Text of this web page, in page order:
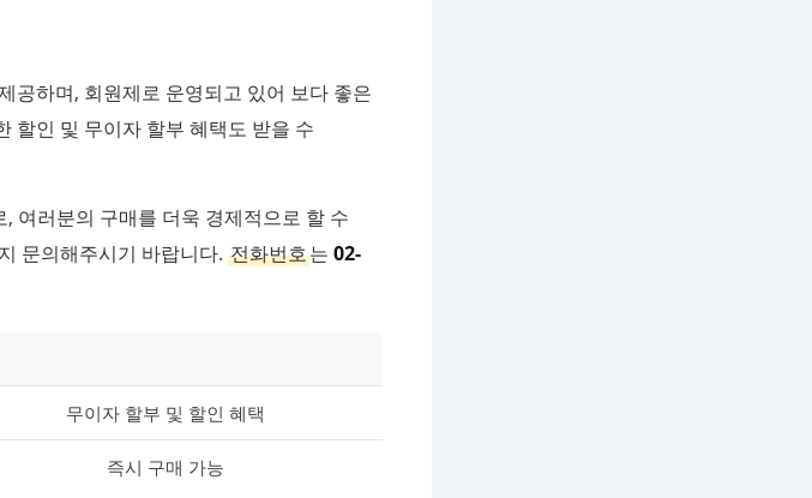
공하며, 회원제로 운영되고 있어 보다 좋은
할인 및 무이자 할부 혜택도 받을 수
여러분의 구매를 더욱 경제적으로 할 수
문의해주시기 바랍니다. 전화번호는 02-
무이자 할부 및 할인 혜택
즉시 구매 가능